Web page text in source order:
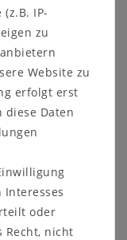
und
aus
42,0 cm
IP-
zu
Website zu
erfolgt erst
diese Daten
oder
Recht, nicht